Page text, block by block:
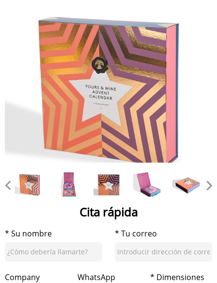
Cita rápida
* Su nombre * Tu correo
Company WhatsApp * Dimensiones